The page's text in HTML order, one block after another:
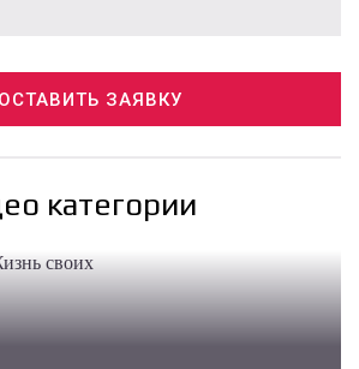
ОСТАВИТЬ ЗАЯВКУ
категории